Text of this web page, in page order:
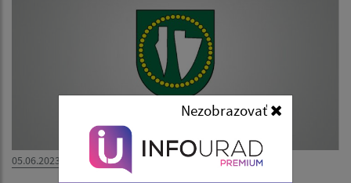
05.06.2023
Nezobrazovať